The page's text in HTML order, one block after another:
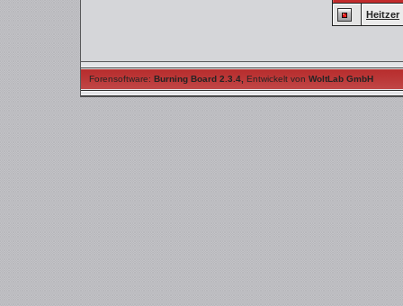
Heitzer
Forensoftware: Burning Board 2.3.4 Entwickelt von WoltLab GmbH